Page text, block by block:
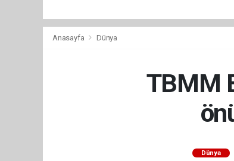
Anasayfa Dünya
TBMM
Dünya